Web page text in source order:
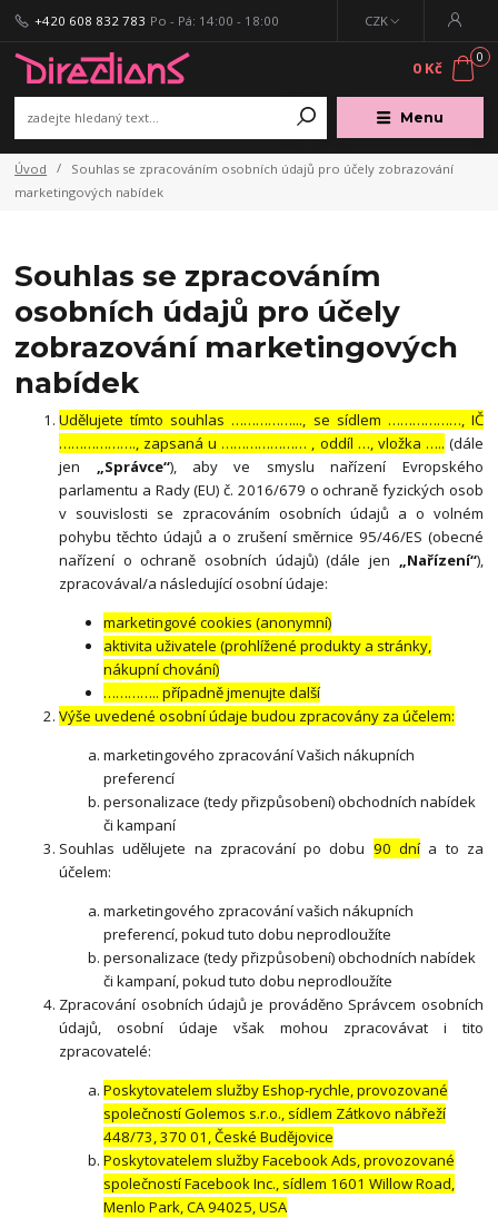
Menu
CZK
+420 608 832 783 Po - Pá: 14:00 - 18:00
0
0 Kč
Úvod
Souhlas se zpracováním osobních údajů pro účely zobrazování
marketingových nabídek
Souhlas se zpracováním
osobních údajů pro účely
zobrazování marketingových
nabídek
Udělujete tímto souhlas ……………..., se sídlem ………………, IČ
………………., zapsaná u ………………… , oddíl …, vložka ….. (dále
jen
„Správce“), aby ve smyslu nařízení Evropského
parlamentu a Rady (EU) č. 2016/679 o ochraně fyzických osob
v souvislosti se zpracováním osobních údajů a o volném
pohybu těchto údajů a o zrušení směrnice 95/46/ES (obecné
nařízení o ochraně osobních údajů) (dále jen
„Nařízení“),
zpracovával/a následující osobní údaje:
marketingové cookies (anonymní)
aktivita uživatele (prohlížené produkty a stránky,
nákupní chování)
………….. případně jmenujte další
Výše uvedené osobní údaje budou zpracovány za účelem:
marketingového zpracování Vašich nákupních
preferencí
personalizace (tedy přizpůsobení) obchodních nabídek
či kampaní
Souhlas udělujete na zpracování po dobu 90 dní a to za
účelem:
marketingového zpracování vašich nákupních
preferencí, pokud tuto dobu neprodloužíte
personalizace (tedy přizpůsobení) obchodních nabídek
či kampaní, pokud tuto dobu neprodloužíte
Zpracování osobních údajů je prováděno Správcem osobních
údajů, osobní údaje však mohou zpracovávat i tito
zpracovatelé:
Poskytovatelem služby Eshop-rychle, provozované
společností Golemos s.r.o., sídlem Zátkovo nábřeží
448/73, 370 01, České Budějovice
Poskytovatelem služby Facebook Ads, provozované
společností Facebook Inc., sídlem 1601 Willow Road,
Menlo Park, CA 94025, USA